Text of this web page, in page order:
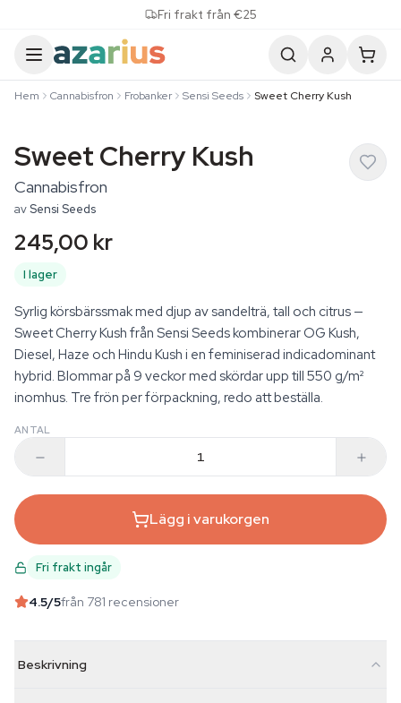
Fri frakt från €25
Hem Cannabisfron Frobanker Sensi Seeds Sweet Cherry Kush
Sweet Cherry Kush
Cannabisfron
avSensi Seeds
245,00 kr
I lager
Syrlig körsbärssmak med djup av sandelträ, tall och citrus —
Sweet Cherry Kush från Sensi Seeds kombinerar OG Kush,
Diesel, Haze och Hindu Kush i en feminiserad indicadominant
hybrid. Blommar på 9 veckor med skördar upp till 550 g/m²
inomhus. Tre frön per förpackning, redo att beställa.
ANTAL
Lägg i varukorgen
Fri frakt ingår
4.5/5från 781 recensioner
Beskrivning